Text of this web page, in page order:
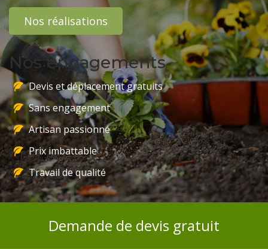
Nos réalisations
Nos engagements
Devis et déplacement gratuits
Sans engagement
Artisan passionné
Prix imbattable
Travail de qualité
Demande de devis gratuit